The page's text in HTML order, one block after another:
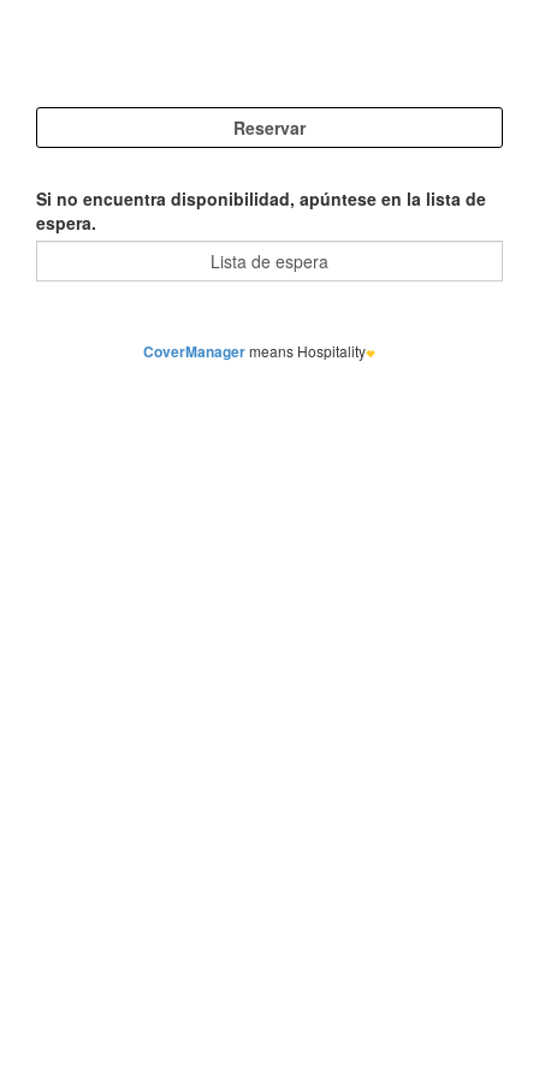
Si no encuentra disponibilidad, apúntese en la lista de
espera.
CoverManagermeans Hospitality